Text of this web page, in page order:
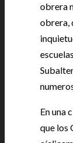
obrera
obrera,
En una
que los